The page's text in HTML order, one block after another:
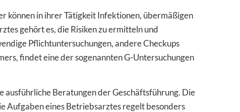
können in ihrer Tätigkeit Infektionen, übermäßigen
gehört es, die Risiken zu ermitteln und
Pflichtuntersuchungen, andere Checkups
findet eine der sogenannten G-Untersuchungen
Beratungen der Geschäftsführung. Die
Aufgaben eines Betriebsarztes regelt besonders